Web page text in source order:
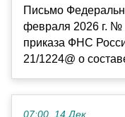
Письмо
февраля 2026 г. №
приказа ФНС
21/1224@ о
07:00, 14 Дек